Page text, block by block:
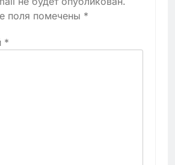
поля помечены *
*